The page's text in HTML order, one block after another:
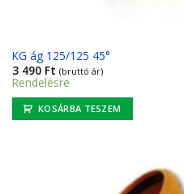
KG ág 125/125 45°
3 490 Ft (bruttó ár)
Rendelésre
KOSÁRBA TESZEM